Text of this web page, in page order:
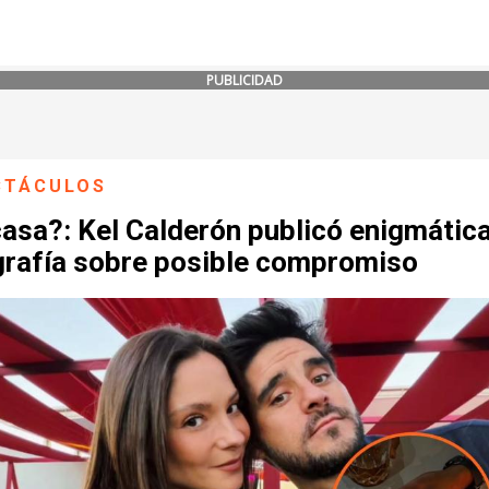
PUBLICIDAD
Kel Calderón publicó
sobre posible compromiso